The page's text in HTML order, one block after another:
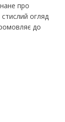
про
огляд
до